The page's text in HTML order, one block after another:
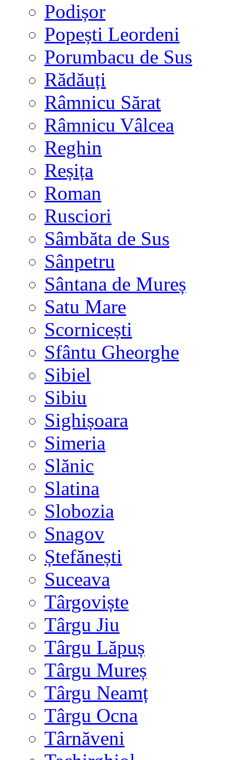
Podișor
Popești Leordeni
Porumbacu de Sus
Rădăuți
Râmnicu Sărat
Râmnicu Vâlcea
Reghin
Reșița
Roman
Rusciori
Sâmbăta de Sus
Sânpetru
Sântana de Mureș
Satu Mare
Scornicești
Sfântu Gheorghe
Sibiel
Sibiu
Sighișoara
Simeria
Slănic
Slatina
Slobozia
Snagov
Ștefănești
Suceava
Târgoviște
Târgu Jiu
Târgu Lăpuș
Târgu Mureș
Târgu Neamț
Târgu Ocna
Târnăveni